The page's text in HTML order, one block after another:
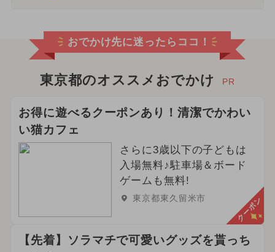
おでかけ先に迷ったらココ！
東京都のオススメおでかけ PR
お得に遊べるクーポンあり！清潔でかわい
い猫カフェ
さらに3歳以下の子どもは
入場無料♪駐車場＆ボード
ゲームも無料!
東京都東久留米市 クーポン
【先着】ソラマチで可愛いグッズを貰っち